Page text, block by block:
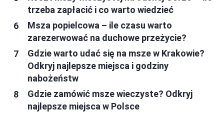
trzeba zapłacić i co warto wiedzieć
Msza popielcowa – ile czasu warto
zarezerwować na duchowe przeżycie?
Gdzie warto udać się na msze w Krakowie?
Odkryj najlepsze miejsca i godziny
nabożeństw
Gdzie zamówić msze wieczyste? Odkryj
najlepsze miejsca w Polsce